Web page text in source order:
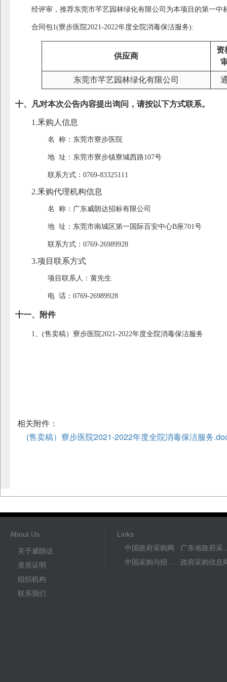
经评审，推荐东莞市芊艺园林绿化有限公司为本项目的第一中
合同包1(寮步医院2021-2022年度全院消毒保洁服务):
供应商
资
东莞市芊艺园林绿化有限公司
十、凡对本次公告内容提出询问，请按以下方式联系。
1.釆购人信息
名 称：东莞市寮步医院
地 址：东莞市寮步镇寮城西路107号
联系方式：0769-83325111
2.釆购代理机构信息
名 称：广东威朗达招标有限公司
地 址：东莞市南城区第一国际百安中心B座701号
联系方式：0769-26989928
3.项目联系方式
项目联系人：黄先生
电 话：0769-26989928
十一、附件
1、(售卖稿）寮步医院2021-2022年度全院消毒保洁服务
相关附件：
(售卖稿）寮步医院2021-2022年度全院消毒保洁服务
About Us
关于威朗达
资质证明
组织机构
联系我们
Links
中国政府采购网
政府采购信息